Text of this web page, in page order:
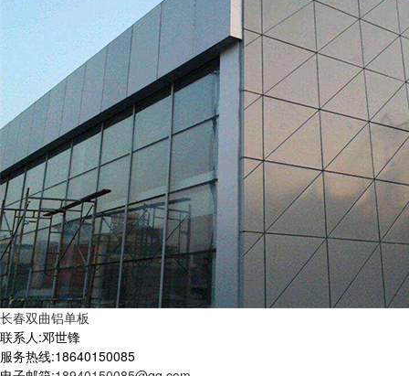
长春双曲铝单板
联系人:邓世锋
服务热线:18640150085